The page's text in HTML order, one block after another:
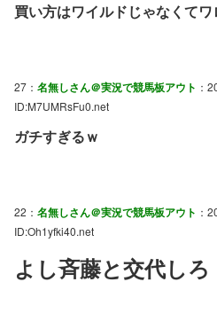
買い方はワイルドじゃなくてワ
27： 名無しさん＠実況で競馬板アウト ：
ID:M7UMRsFu0.net
ガチすぎるｗ
22： 名無しさん＠実況で競馬板アウト ：
ID:Oh1yfki40.net
よし斉藤と交代しろ